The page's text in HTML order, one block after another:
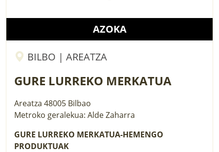
AZOKA
BILBO | AREATZA
GURE LURREKO MERKATUA
Areatza 48005 Bilbao
Metroko geralekua: Alde Zaharra
GURE LURREKO MERKATUA-HEMENGO
PRODUKTUAK